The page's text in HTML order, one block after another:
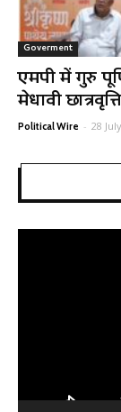
Goverment
एमपी में गुरु
मेधावी
Political Wire - 28